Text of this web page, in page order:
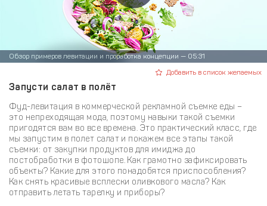
Обзор примеров левитации и проработка концепции — 05:31
Добавить в список желаемых
Запусти салат в полёт
Фуд-левитация в коммерческой рекламной съемке еды –
это непреходящая мода, поэтому навыки такой съемки
пригодятся вам во все времена. Это практический класс, где
мы запустим в полет салат и покажем все этапы такой
съемки: от закупки продуктов для имиджа до
постобработки в фотошопе. Как грамотно зафиксировать
объекты? Какие для этого понадобятся приспособления?
Как снять красивые всплески оливкового масла? Как
отправить летать тарелку и приборы?